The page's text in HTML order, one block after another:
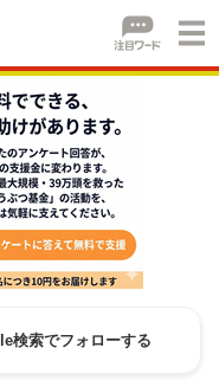
検索でフォローする